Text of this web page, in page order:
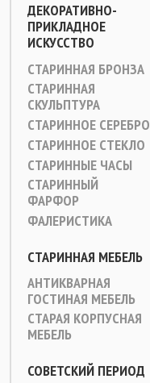
ДЕКОРАТИВНО-
ПРИКЛАДНОЕ
ИСКУССТВО
СТАРИННАЯ БРОНЗА
СТАРИННАЯ
СКУЛЬПТУРА
СТАРИННОЕ СЕРЕБРО
СТАРИННОЕ СТЕКЛО
СТАРИННЫЕ ЧАСЫ
СТАРИННЫЙ
ФАРФОР
ФАЛЕРИСТИКА
СТАРИННАЯ МЕБЕЛЬ
АНТИКВАРНАЯ
ГОСТИНАЯ МЕБЕЛЬ
СТАРАЯ КОРПУСНАЯ
МЕБЕЛЬ
СОВЕТСКИЙ ПЕРИОД